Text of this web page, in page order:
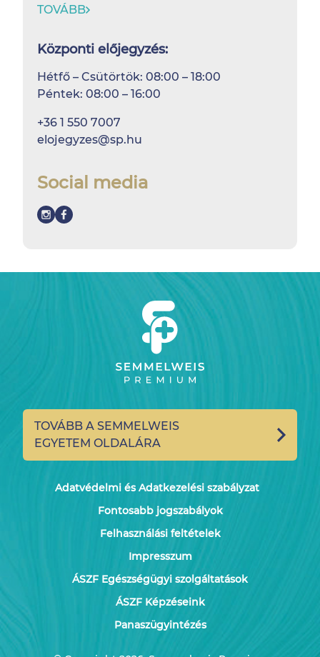
TOVÁBB
Központi előjegyzés:
Hétfő – Csütörtök: 08:00 – 18:00
Péntek: 08:00 – 16:00
+36 1 550 7007
elojegyzes@sp.hu
Social media
TOVÁBB A SEMMELWEIS
EGYETEM OLDALÁRA
Adatvédelmi és Adatkezelési szabályzat
Fontosabb jogszabályok
Felhasználási feltételek
Impresszum
ÁSZF Egészségügyi szolgáltatások
ÁSZF Képzéseink
Panaszügyintézés